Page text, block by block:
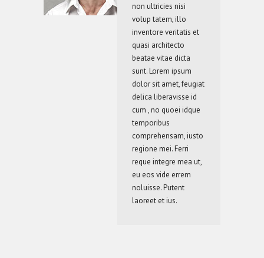
non ultricies nisi
volup tatem, illo
inventore veritatis et
quasi architecto
beatae vitae dicta
sunt. Lorem ipsum
dolor sit amet, feugiat
delica liberavisse id
cum , no quoei idque
temporibus
comprehensam, iusto
regione mei. Ferri
reque integre mea ut,
eu eos vide errem
noluisse. Putent
laoreet et ius.
0
10
0